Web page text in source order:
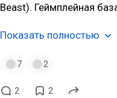
Beast). Геймплейная
Показать полностью
7 2
2 2